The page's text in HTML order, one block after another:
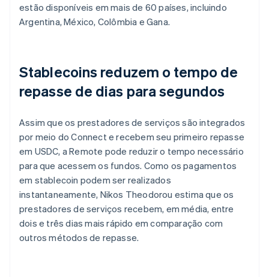
estão disponíveis em mais de 60 países, incluindo
Argentina, México, Colômbia e Gana.
Stablecoins reduzem o tempo de
repasse de dias para segundos
Assim que os prestadores de serviços são integrados
por meio do Connect e recebem seu primeiro repasse
em USDC, a Remote pode reduzir o tempo necessário
para que acessem os fundos. Como os pagamentos
em stablecoin podem ser realizados
instantaneamente, Nikos Theodorou estima que os
prestadores de serviços recebem, em média, entre
dois e três dias mais rápido em comparação com
outros métodos de repasse.